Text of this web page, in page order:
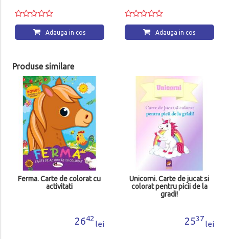
Adauga in cos Adauga in cos
Produse similare
Ferma. Carte de colorat cu
activitati
2642
lei
Unicorni. Carte de jucat si
colorat pentru picii de la
gradi!
2537
lei